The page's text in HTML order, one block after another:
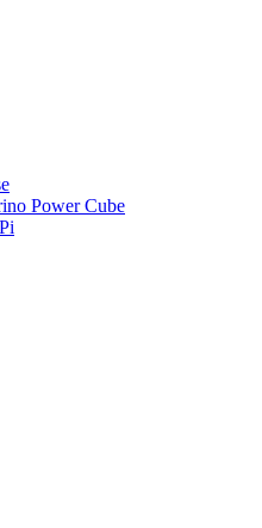
Power Cube